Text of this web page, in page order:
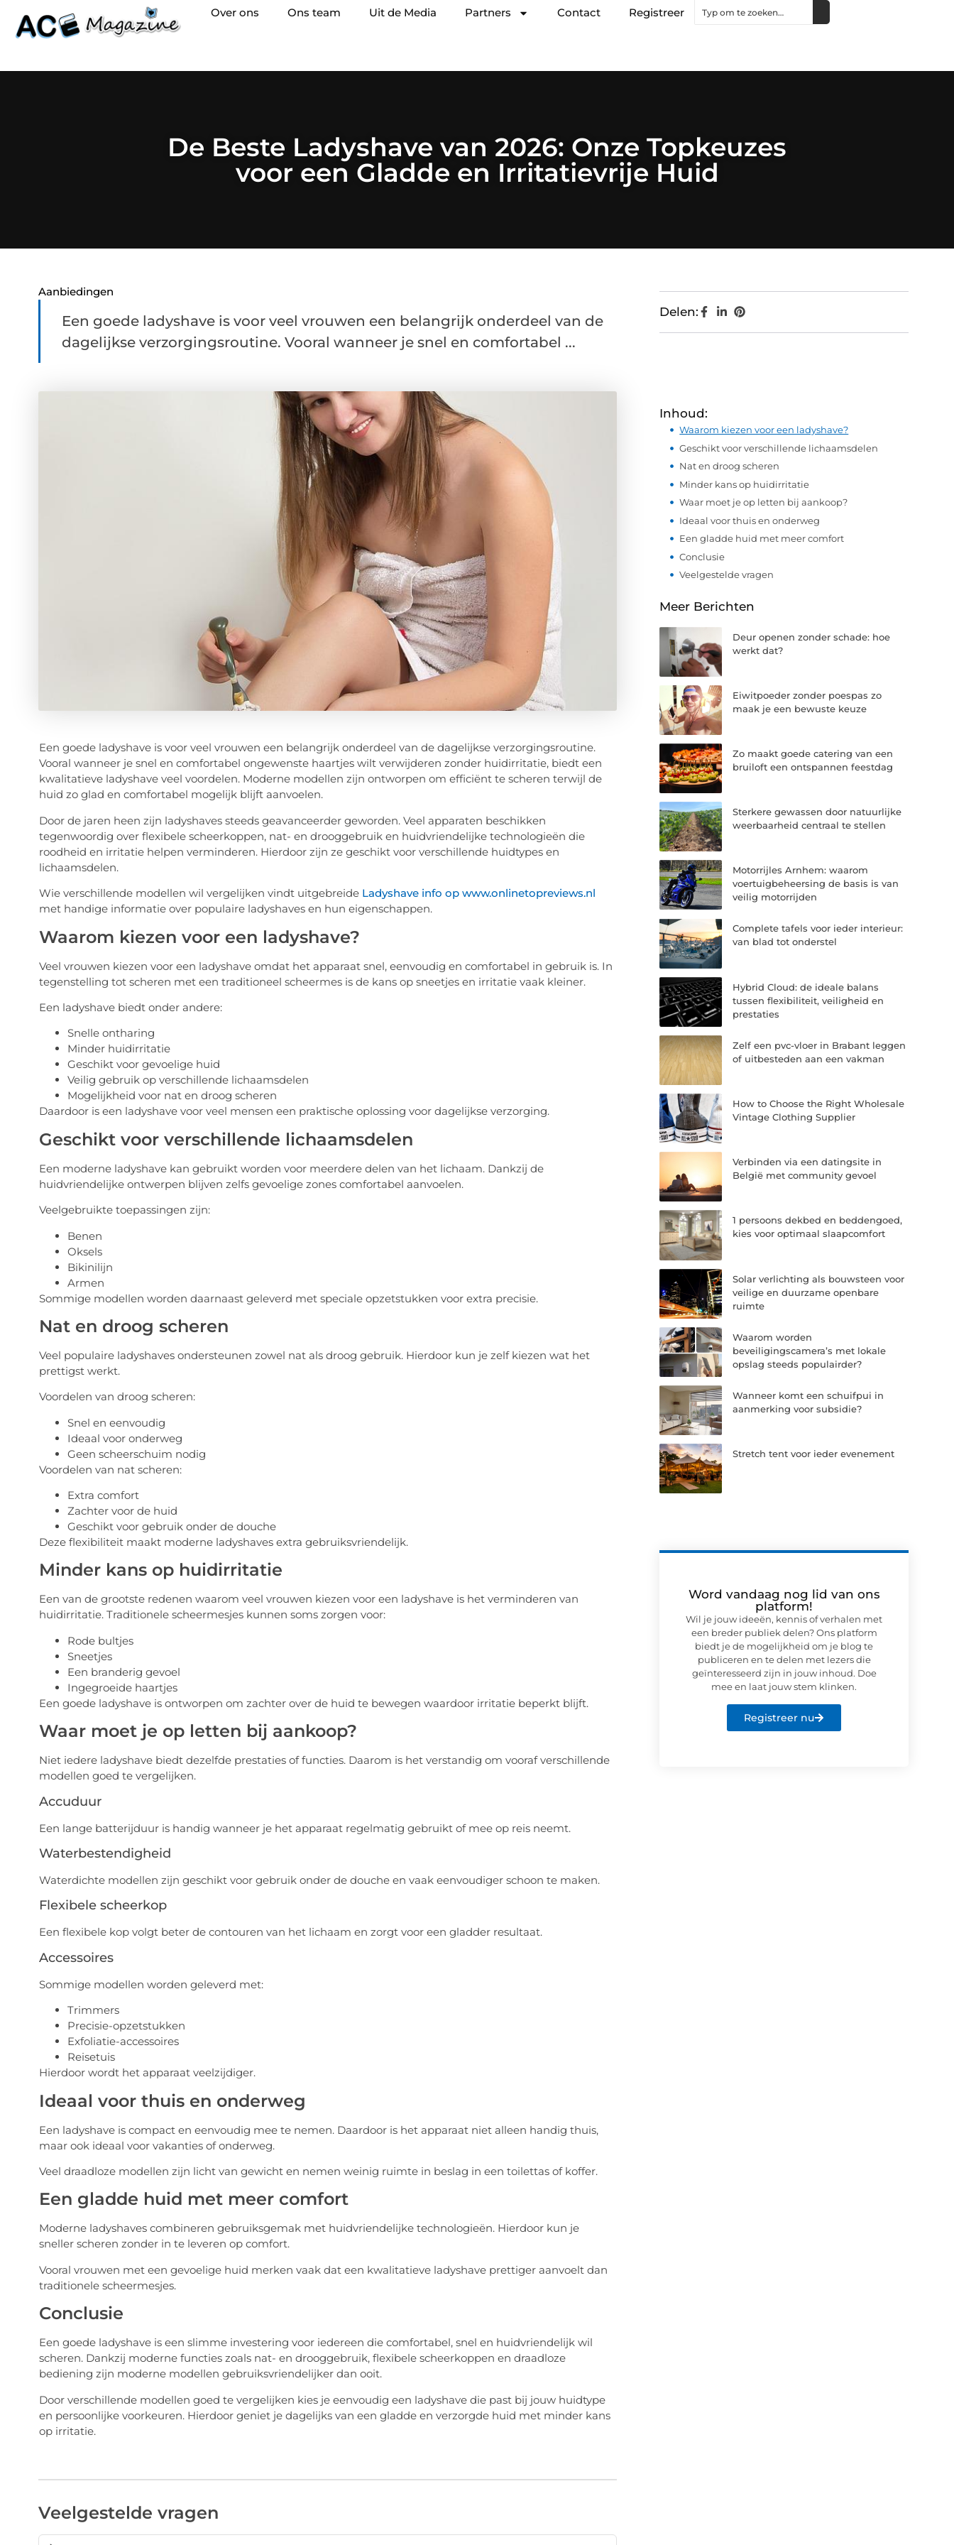
Over ons Ons team Uit de Media Partners Contact Registreer
De Beste Ladyshave van 2026: Onze Topkeuzes
voor een Gladde en Irritatievrije Huid
Aanbiedingen
Een goede ladyshave is voor veel vrouwen een belangrijk onderdeel van de
dagelijkse verzorgingsroutine. Vooral wanneer je snel en comfortabel ...
Een goede ladyshave is voor veel vrouwen een belangrijk onderdeel van de dagelijkse verzorgingsroutine.
Vooral wanneer je snel en comfortabel ongewenste haartjes wilt verwijderen zonder huidirritatie, biedt een
kwalitatieve ladyshave veel voordelen. Moderne modellen zijn ontworpen om efficiënt te scheren terwijl de
huid zo glad en comfortabel mogelijk blijft aanvoelen.
Door de jaren heen zijn ladyshaves steeds geavanceerder geworden. Veel apparaten beschikken
tegenwoordig over flexibele scheerkoppen, nat- en drooggebruik en huidvriendelijke technologieën die
roodheid en irritatie helpen verminderen. Hierdoor zijn ze geschikt voor verschillende huidtypes en
lichaamsdelen.
Wie verschillende modellen wil vergelijken vindt uitgebreide Ladyshave info op www.onlinetopreviews.nl
met handige informatie over populaire ladyshaves en hun eigenschappen.
Waarom kiezen voor een ladyshave?
Veel vrouwen kiezen voor een ladyshave omdat het apparaat snel, eenvoudig en comfortabel in gebruik is. In
tegenstelling tot scheren met een traditioneel scheermes is de kans op sneetjes en irritatie vaak kleiner.
Een ladyshave biedt onder andere:
Snelle ontharing
Minder huidirritatie
Geschikt voor gevoelige huid
Veilig gebruik op verschillende lichaamsdelen
Mogelijkheid voor nat en droog scheren
Daardoor is een ladyshave voor veel mensen een praktische oplossing voor dagelijkse verzorging.
Geschikt voor verschillende lichaamsdelen
Een moderne ladyshave kan gebruikt worden voor meerdere delen van het lichaam. Dankzij de
huidvriendelijke ontwerpen blijven zelfs gevoelige zones comfortabel aanvoelen.
Veelgebruikte toepassingen zijn:
Benen
Oksels
Bikinilijn
Armen
Sommige modellen worden daarnaast geleverd met speciale opzetstukken voor extra precisie.
Nat en droog scheren
Veel populaire ladyshaves ondersteunen zowel nat als droog gebruik. Hierdoor kun je zelf kiezen wat het
prettigst werkt.
Voordelen van droog scheren:
Snel en eenvoudig
Ideaal voor onderweg
Geen scheerschuim nodig
Voordelen van nat scheren:
Extra comfort
Zachter voor de huid
Geschikt voor gebruik onder de douche
Deze flexibiliteit maakt moderne ladyshaves extra gebruiksvriendelijk.
Minder kans op huidirritatie
Een van de grootste redenen waarom veel vrouwen kiezen voor een ladyshave is het verminderen van
huidirritatie. Traditionele scheermesjes kunnen soms zorgen voor:
Rode bultjes
Sneetjes
Een branderig gevoel
Ingegroeide haartjes
Een goede ladyshave is ontworpen om zachter over de huid te bewegen waardoor irritatie beperkt blijft.
Waar moet je op letten bij aankoop?
Niet iedere ladyshave biedt dezelfde prestaties of functies. Daarom is het verstandig om vooraf verschillende
modellen goed te vergelijken.
Accuduur
Een lange batterijduur is handig wanneer je het apparaat regelmatig gebruikt of mee op reis neemt.
Waterbestendigheid
Waterdichte modellen zijn geschikt voor gebruik onder de douche en vaak eenvoudiger schoon te maken.
Flexibele scheerkop
Een flexibele kop volgt beter de contouren van het lichaam en zorgt voor een gladder resultaat.
Accessoires
Sommige modellen worden geleverd met:
Trimmers
Precisie-opzetstukken
Exfoliatie-accessoires
Reisetuis
Hierdoor wordt het apparaat veelzijdiger.
Ideaal voor thuis en onderweg
Een ladyshave is compact en eenvoudig mee te nemen. Daardoor is het apparaat niet alleen handig thuis,
maar ook ideaal voor vakanties of onderweg.
Veel draadloze modellen zijn licht van gewicht en nemen weinig ruimte in beslag in een toilettas of koffer.
Een gladde huid met meer comfort
Moderne ladyshaves combineren gebruiksgemak met huidvriendelijke technologieën. Hierdoor kun je
sneller scheren zonder in te leveren op comfort.
Vooral vrouwen met een gevoelige huid merken vaak dat een kwalitatieve ladyshave prettiger aanvoelt dan
traditionele scheermesjes.
Conclusie
Een goede ladyshave is een slimme investering voor iedereen die comfortabel, snel en huidvriendelijk wil
scheren. Dankzij moderne functies zoals nat- en drooggebruik, flexibele scheerkoppen en draadloze
bediening zijn moderne modellen gebruiksvriendelijker dan ooit.
Door verschillende modellen goed te vergelijken kies je eenvoudig een ladyshave die past bij jouw huidtype
en persoonlijke voorkeuren. Hierdoor geniet je dagelijks van een gladde en verzorgde huid met minder kans
op irritatie.
Veelgestelde vragen
Delen:
Inhoud:
Waarom kiezen voor een ladyshave?
Geschikt voor verschillende lichaamsdelen
Nat en droog scheren
Minder kans op huidirritatie
Waar moet je op letten bij aankoop?
Ideaal voor thuis en onderweg
Een gladde huid met meer comfort
Conclusie
Veelgestelde vragen
Meer Berichten
Deur openen zonder schade: hoe
werkt dat?
Eiwitpoeder zonder poespas zo
maak je een bewuste keuze
Zo maakt goede catering van een
bruiloft een ontspannen feestdag
Sterkere gewassen door natuurlijke
weerbaarheid centraal te stellen
Motorrijles Arnhem: waarom
voertuigbeheersing de basis is van
veilig motorrijden
Complete tafels voor ieder interieur:
van blad tot onderstel
Hybrid Cloud: de ideale balans
tussen flexibiliteit, veiligheid en
prestaties
Zelf een pvc-vloer in Brabant leggen
of uitbesteden aan een vakman
How to Choose the Right Wholesale
Vintage Clothing Supplier
Verbinden via een datingsite in
België met community gevoel
1 persoons dekbed en beddengoed,
kies voor optimaal slaapcomfort
Solar verlichting als bouwsteen voor
veilige en duurzame openbare
ruimte
Waarom worden
beveiligingscamera’s met lokale
opslag steeds populairder?
Wanneer komt een schuifpui in
aanmerking voor subsidie?
Stretch tent voor ieder evenement
Word vandaag nog lid van ons
platform!
Wil je jouw ideeën, kennis of verhalen met
een breder publiek delen? Ons platform
biedt je de mogelijkheid om je blog te
publiceren en te delen met lezers die
geïnteresseerd zijn in jouw inhoud. Doe
mee en laat jouw stem klinken.
Registreer nu